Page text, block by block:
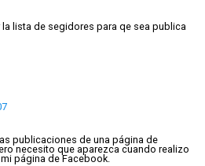
lista de segidores para qe sea publica
publicaciones de una página de
necesito que aparezca cuando realizo
página de Facebook.